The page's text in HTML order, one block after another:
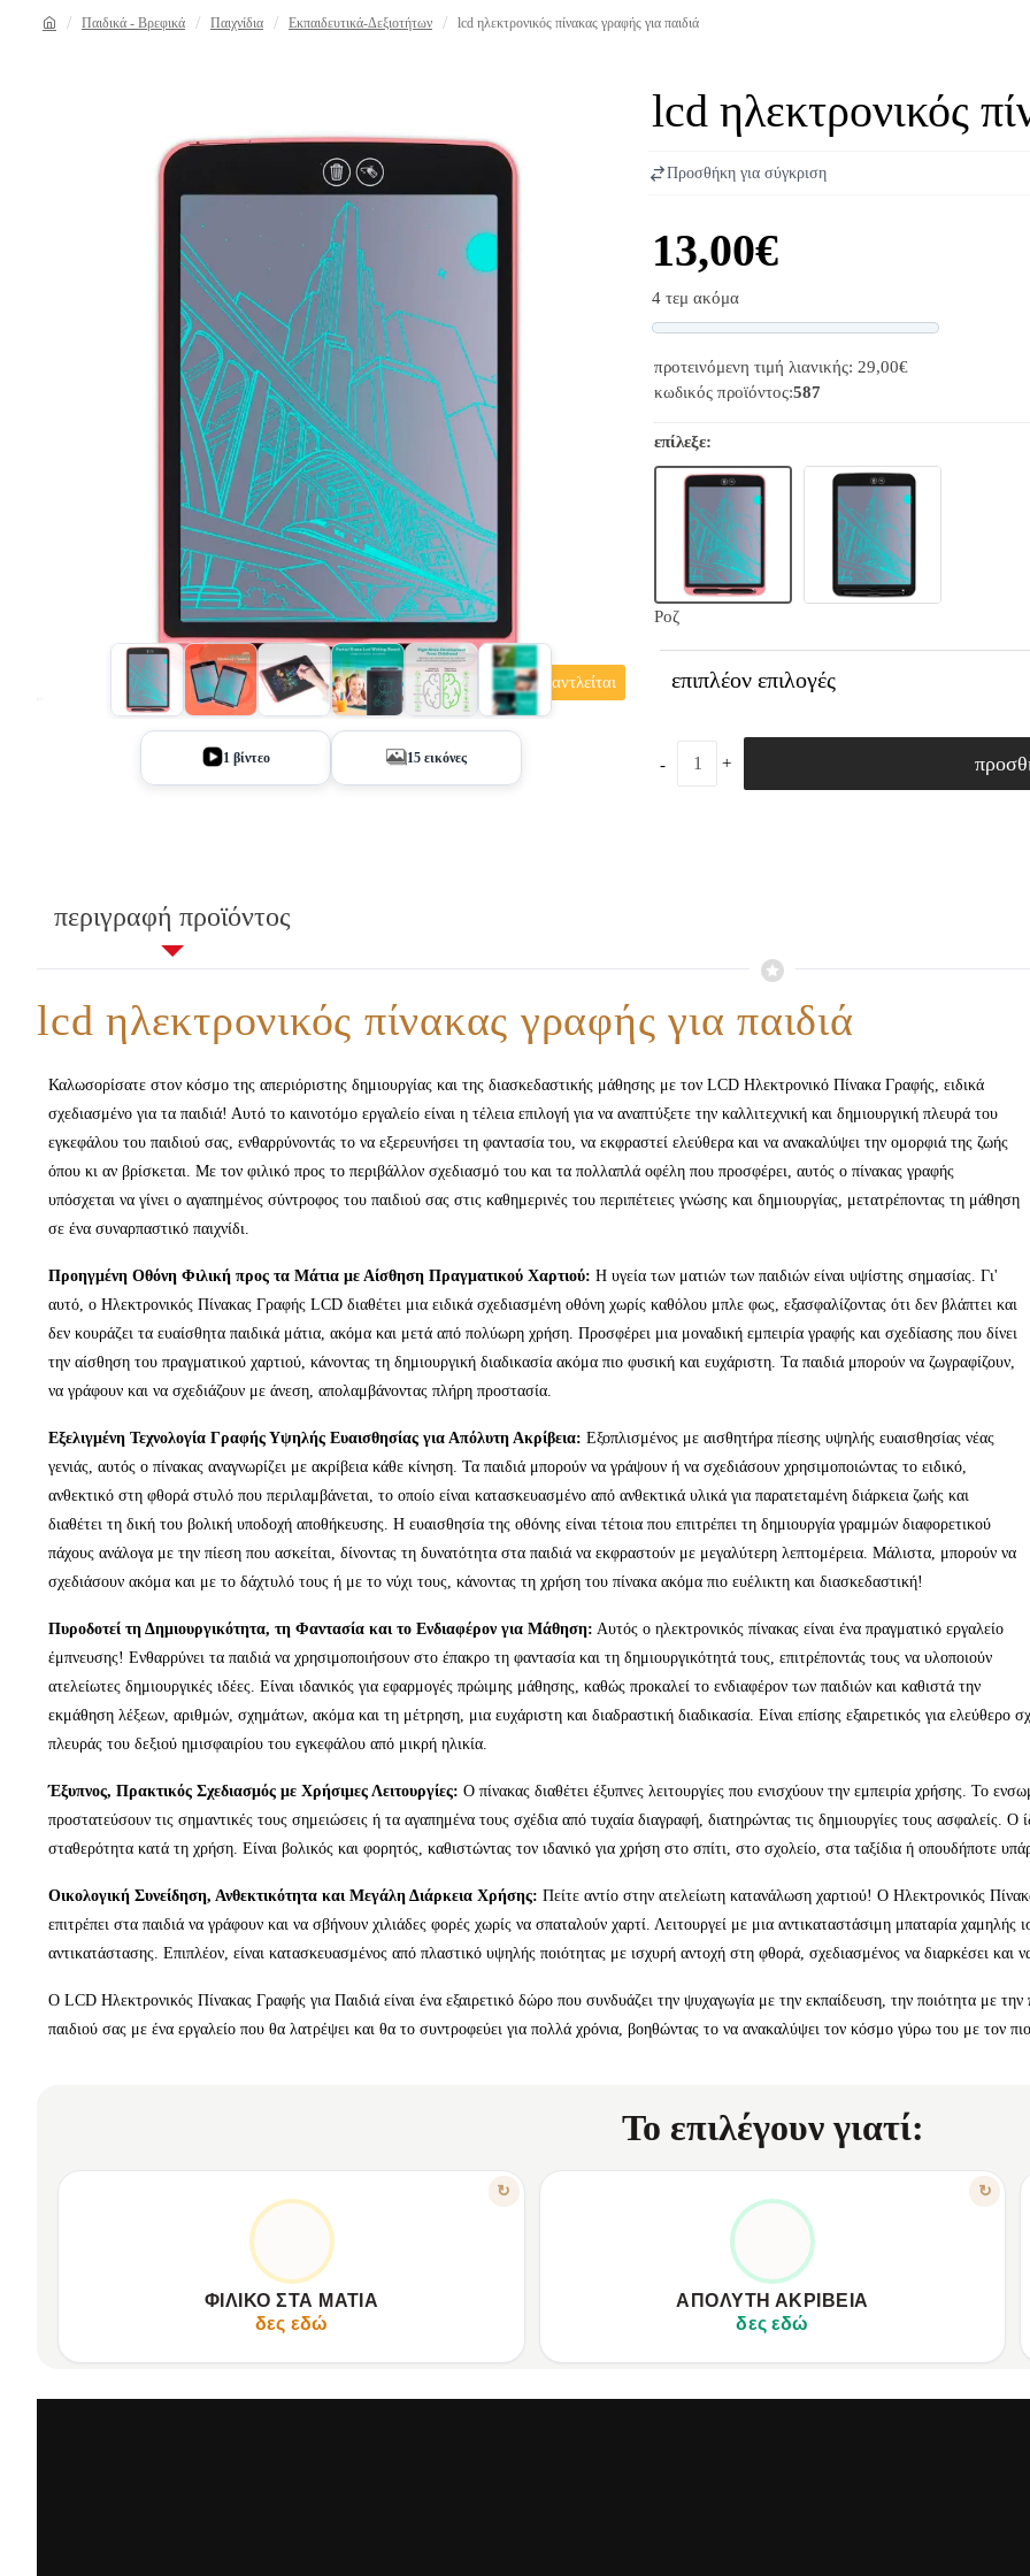
Παιδικά - Βρεφικά Παιχνίδια Εκπαιδευτικά-Δεξιοτήτων lcd ηλεκτρονικός πίνακας γραφής για παιδιά
εξαντλείται
1 βίντεο 15 εικόνες
lcd ηλεκτρονικός
13,00€
4 τεμ ακόμα
Προσθήκη για σύγκριση
προτεινόμενη τιμή λιανικής: 29,00€
κωδικός προϊόντος:587
επίλεξε:
Ροζ
επιπλέον επιλογές
περιγραφή προϊόντος
lcd ηλεκτρονικός πίνακας γραφής για παιδιά
Καλωσορίσατε στον κόσμο της απεριόριστης δημιουργίας και της διασκεδαστικής μάθησης με τον LCD Ηλεκτρονικό Πίνακα Γραφής, ειδικά
σχεδιασμένο για τα παιδιά! Αυτό το καινοτόμο εργαλείο είναι η τέλεια επιλογή για να αναπτύξετε την καλλιτεχνική και δημιουργική πλευρά του
εγκεφάλου του παιδιού σας, ενθαρρύνοντάς το να εξερευνήσει τη φαντασία του, να εκφραστεί ελεύθερα και να ανακαλύψει την ομορφιά της ζωής
όπου κι αν βρίσκεται. Με τον φιλικό προς το περιβάλλον σχεδιασμό του και τα πολλαπλά οφέλη που προσφέρει, αυτός ο πίνακας γραφής
υπόσχεται να γίνει ο αγαπημένος σύντροφος του παιδιού σας στις καθημερινές του περιπέτειες γνώσης και δημιουργίας, μετατρέποντας τη μάθηση
σε ένα συναρπαστικό παιχνίδι.
Προηγμένη Οθόνη Φιλική προς τα Μάτια με Αίσθηση Πραγματικού Χαρτιού: Η υγεία των ματιών των παιδιών είναι υψίστης σημασίας. Γι'
αυτό, ο Ηλεκτρονικός Πίνακας Γραφής LCD διαθέτει μια ειδικά σχεδιασμένη οθόνη χωρίς καθόλου μπλε φως, εξασφαλίζοντας ότι δεν βλάπτει και
δεν κουράζει τα ευαίσθητα παιδικά μάτια, ακόμα και μετά από πολύωρη χρήση. Προσφέρει μια μοναδική εμπειρία γραφής και σχεδίασης που δίνει
την αίσθηση του πραγματικού χαρτιού, κάνοντας τη δημιουργική διαδικασία ακόμα πιο φυσική και ευχάριστη. Τα παιδιά μπορούν να ζωγραφίζουν,
να γράφουν και να σχεδιάζουν με άνεση, απολαμβάνοντας πλήρη προστασία.
Εξελιγμένη Τεχνολογία Γραφής Υψηλής Ευαισθησίας για Απόλυτη Ακρίβεια: Εξοπλισμένος με αισθητήρα πίεσης υψηλής ευαισθησίας νέας
γενιάς, αυτός ο πίνακας αναγνωρίζει με ακρίβεια κάθε κίνηση. Τα παιδιά μπορούν να γράψουν ή να σχεδιάσουν χρησιμοποιώντας το ειδικό,
ανθεκτικό στη φθορά στυλό που περιλαμβάνεται, το οποίο είναι κατασκευασμένο από ανθεκτικά υλικά για παρατεταμένη διάρκεια ζωής και
διαθέτει τη δική του βολική υποδοχή αποθήκευσης. Η ευαισθησία της οθόνης είναι τέτοια που επιτρέπει τη δημιουργία γραμμών διαφορετικού
πάχους ανάλογα με την πίεση που ασκείται, δίνοντας τη δυνατότητα στα παιδιά να εκφραστούν με μεγαλύτερη λεπτομέρεια. Μάλιστα, μπορούν να
σχεδιάσουν ακόμα και με το δάχτυλό τους ή με το νύχι τους, κάνοντας τη χρήση του πίνακα ακόμα πιο ευέλικτη και διασκεδαστική!
Πυροδοτεί τη Δημιουργικότητα, τη Φαντασία και το Ενδιαφέρον για Μάθηση: Αυτός ο ηλεκτρονικός πίνακας είναι ένα πραγματικό εργαλείο
έμπνευσης! Ενθαρρύνει τα παιδιά να χρησιμοποιήσουν στο έπακρο τη φαντασία και τη δημιουργικότητά τους, επιτρέποντάς τους να υλοποιούν
ατελείωτες δημιουργικές ιδέες. Είναι ιδανικός για εφαρμογές πρώιμης μάθησης, καθώς προκαλεί το ενδιαφέρον των παιδιών και καθιστά την
εκμάθηση λέξεων, αριθμών, σχημάτων, ακόμα και τη μέτρηση, μια ευχάριστη και διαδραστική διαδικασία. Είναι επίσης εξαιρετικός για ελεύθερο
πλευράς του δεξιού ημισφαιρίου του εγκεφάλου από μικρή ηλικία.
Έξυπνος, Πρακτικός Σχεδιασμός με Χρήσιμες Λειτουργίες: Ο πίνακας διαθέτει έξυπνες λειτουργίες που ενισχύουν την εμπειρία χρήσης. Το
προστατεύσουν τις σημαντικές τους σημειώσεις ή τα αγαπημένα τους σχέδια από τυχαία διαγραφή, διατηρώντας τις δημιουργίες τους ασφαλείς. Ο
σταθερότητα κατά τη χρήση. Είναι βολικός και φορητός, καθιστώντας τον ιδανικό για χρήση στο σπίτι, στο σχολείο, στα ταξίδια ή οπουδήποτε
Οικολογική Συνείδηση, Ανθεκτικότητα και Μεγάλη Διάρκεια Χρήσης: Πείτε αντίο στην ατελείωτη κατανάλωση χαρτιού! Ο Ηλεκτρονικός
επιτρέπει στα παιδιά να γράφουν και να σβήνουν χιλιάδες φορές χωρίς να σπαταλούν χαρτί. Λειτουργεί με μια αντικαταστάσιμη μπαταρία
αντικατάστασης. Επιπλέον, είναι κατασκευασμένος από πλαστικό υψηλής ποιότητας με ισχυρή αντοχή στη φθορά, σχεδιασμένος να διαρκέσει και
Ο LCD Ηλεκτρονικός Πίνακας Γραφής για Παιδιά είναι ένα εξαιρετικό δώρο που συνδυάζει την ψυχαγωγία με την εκπαίδευση, την ποιότητα με
παιδιού σας με ένα εργαλείο που θα λατρέψει και θα το συντροφεύει για πολλά χρόνια, βοηθώντας το να ανακαλύψει τον κόσμο γύρω του με τον
Το επιλέγουν γιατί:
↻
ΦΙΛΙΚΌ ΣΤΑ ΜΆΤΙΑ
δες εδώ
ΆΝΕΣΗ & ΑΣΦΆΛΕΙΑ ΓΙΑ ΠΑΙΔΙΆ
Προστατεύει τα ευαίσθητα παιδικά μάτια.
Αίσθηση γραφής σαν αληθινό χαρτί.
↻
ΑΠΌΛΥΤΗ ΑΚΡΊΒΕΙΑ
δες εδώ
ΤΕΧΝΟΛΟΓΊΑ ΕΠΌΜΕΝΗΣ ΓΕΝΙΆΣ
Αισθητήρας πίεσης υψηλής ευαισθησίας.
Γράψτε με διαφορετικό πάχος γραμμής.
Χρησιμοποιήστε δάχτυλο ή νύχι.